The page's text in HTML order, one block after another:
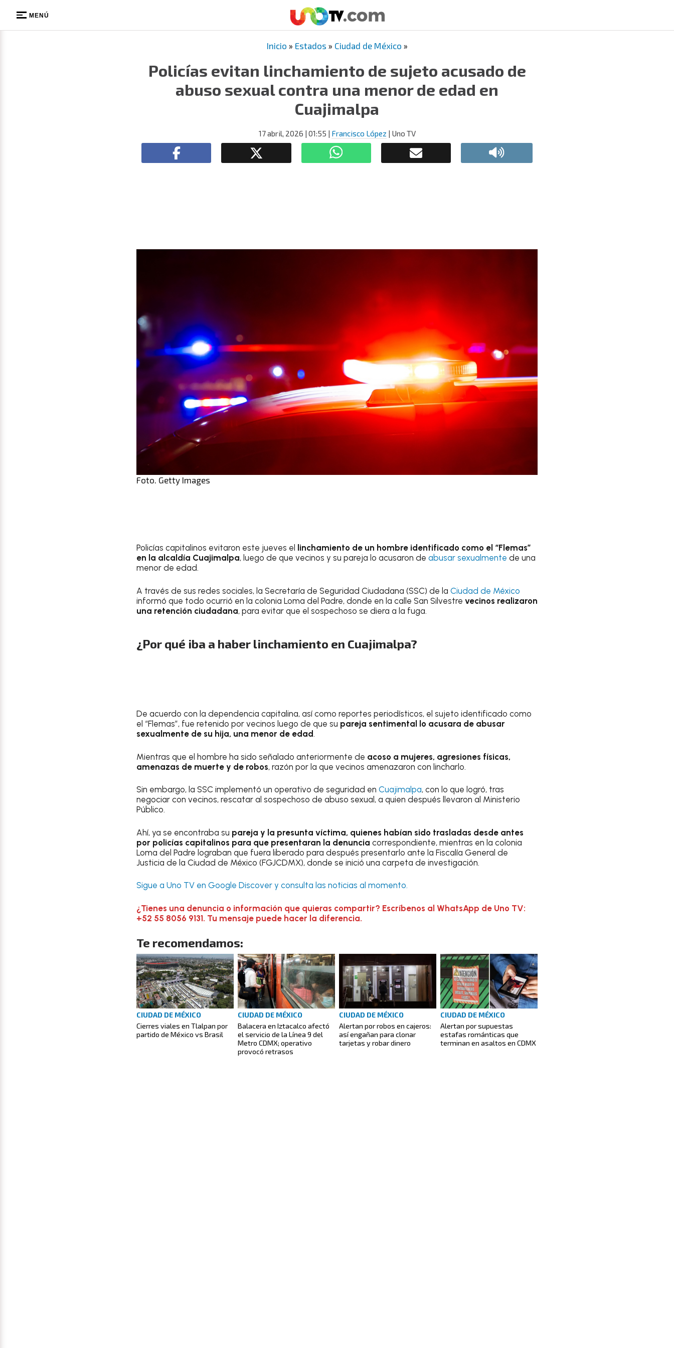
MENÚ
Inicio » Estados » Ciudad de México »
Policías evitan linchamiento de sujeto acusado de
abuso sexual contra una menor de edad en
Cuajimalpa
17 abril, 2026 | 01:55 | Francisco López | Uno TV
Foto. Getty Images
Policías capitalinos evitaron este jueves el
linchamiento de un hombre identificado como el “Flemas”
en la alcaldía Cuajimalpa, luego de que vecinos y su pareja lo acusaron de abusar sexualmente de una
menor de edad.
A través de sus redes sociales, la Secretaría de Seguridad Ciudadana (SSC) de la Ciudad de México
informó que todo ocurrió en la colonia Loma del Padre, donde en la calle San Silvestre vecinos realizaron
una retención ciudadana, para evitar que el sospechoso se diera a la fuga.
¿Por qué iba a haber linchamiento en Cuajimalpa?
De acuerdo con la dependencia capitalina, así como reportes periodísticos, el sujeto identificado como
el “Flemas”, fue retenido por vecinos luego de que su pareja sentimental lo acusara de abusar
sexualmente de su hija, una menor de edad.
Mientras que el hombre ha sido señalado anteriormente de acoso a mujeres, agresiones físicas,
amenazas de muerte y de robos, razón por la que vecinos amenazaron con lincharlo.
Sin embargo, la SSC implementó un operativo de seguridad en Cuajimalpa, con lo que logró, tras
negociar con vecinos, rescatar al sospechoso de abuso sexual, a quien después llevaron al Ministerio
Público.
Ahí, ya se encontraba su pareja y la presunta víctima, quienes habían sido trasladas desde antes
por policías capitalinos para que presentaran la denuncia correspondiente, mientras en la colonia
Loma del Padre lograban que fuera liberado para después presentarlo ante la Fiscalía General de
Justicia de la Ciudad de México (FGJCDMX), donde se inició una carpeta de investigación.
Sigue a Uno TV en Google Discover y consulta las noticias al momento.
¿Tienes una denuncia o información que quieras compartir? Escríbenos al WhatsApp de Uno TV:
+52 55 8056 9131. Tu mensaje puede hacer la diferencia.
Te recomendamos:
CIUDAD DE MÉXICO
Cierres viales en Tlalpan por
partido de México vs Brasil
CIUDAD DE MÉXICO
Balacera en Iztacalco afectó
el servicio de la Línea 9 del
Metro CDMX; operativo
provocó retrasos
CIUDAD DE MÉXICO
Alertan por robos en cajeros:
así engañan para clonar
tarjetas y robar dinero
CIUDAD DE MÉXICO
Alertan por supuestas
estafas románticas que
terminan en asaltos en CDMX